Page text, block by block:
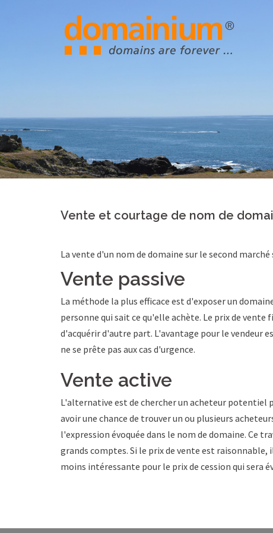
Vente et courtage de nom de
La vente d'un nom de domaine sur le second
Vente passive
La méthode la plus efficace est d'exposer un
personne qui sait ce qu'elle achète. Le prix de
d'acquérir d'autre part. L'avantage pour le vendeur
ne se prête pas aux cas d'urgence.
Vente active
L'alternative est de chercher un acheteur potentiel
avoir une chance de trouver un ou plusieurs
l'expression évoquée dans le nom de domaine. Ce
grands comptes. Si le prix de vente est
moins intéressante pour le prix de cession qui sera